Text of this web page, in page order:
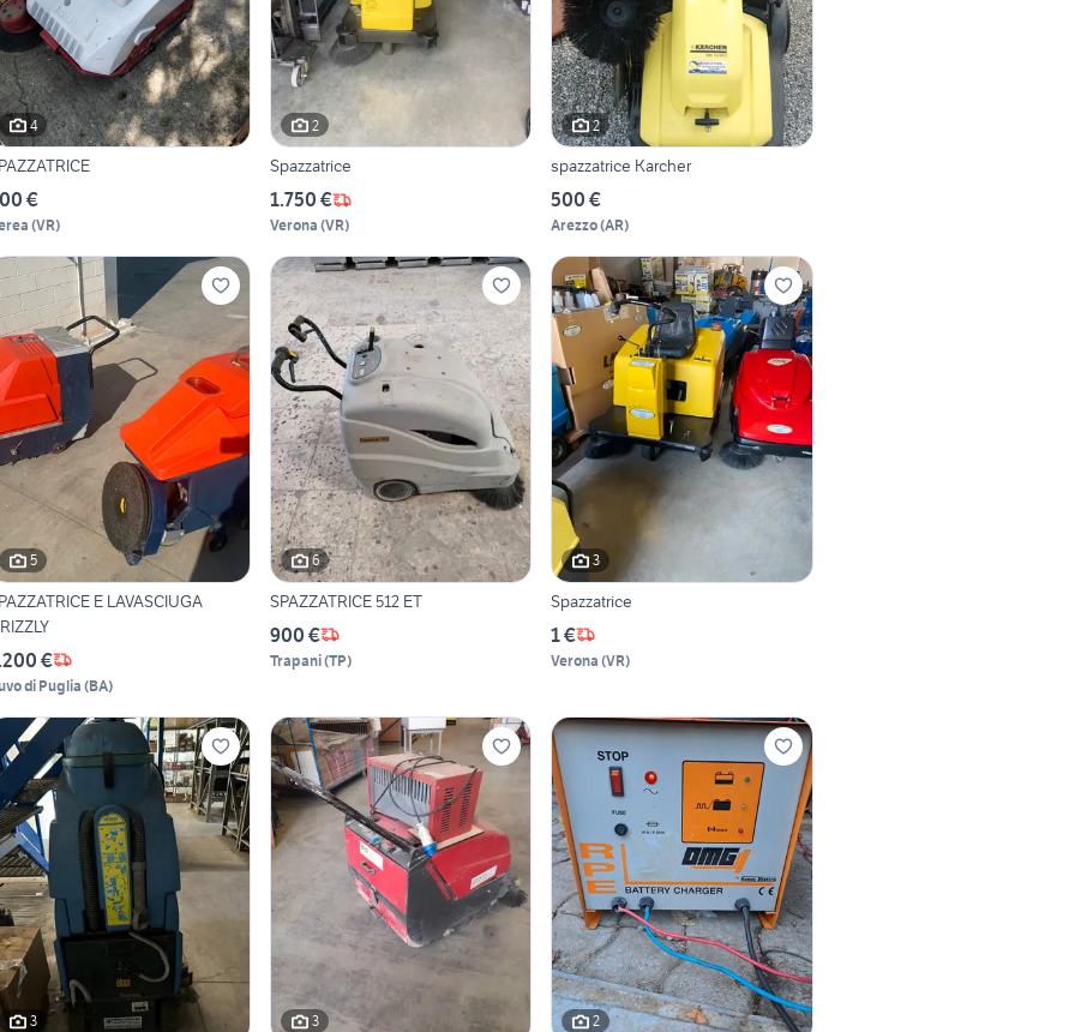
4
€
(VR)
2
Spazzatrice
1.750 €
Verona (VR)
2
spazzatrice Karcher
500 €
Arezzo(AR)
5
E LAVASCIUGA
€
di Puglia (BA)
6
SPAZZATRICE 512 ET
900 €
Trapani(TP)
3
Spazzatrice
1 €
Verona (VR)
3 3 2